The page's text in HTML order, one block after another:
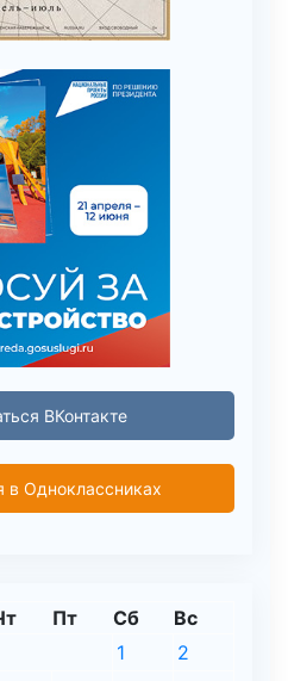
ВКонтакте
в Одноклассниках
Пт Сб Вс
1
2